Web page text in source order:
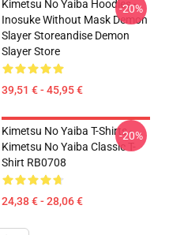
Kimetsu No Yaiba Hoodies -
Inosuke Without Mask Demon
Slayer Storeandise Demon
Slayer Store
39,51 € - 45,95 €
-20%
Kimetsu No Yaiba T-Shirts -
Kimetsu No Yaiba Classic T-
Shirt RB0708
24,38 € - 28,06 €
-20%